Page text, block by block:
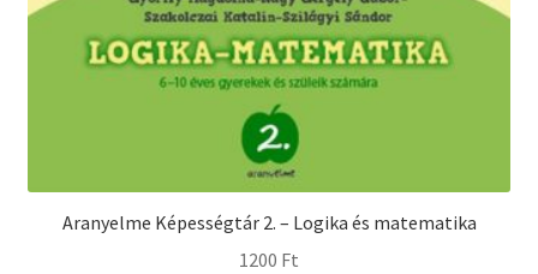
Aranyelme Képességtár 2. – Logika és matematika
1200 Ft